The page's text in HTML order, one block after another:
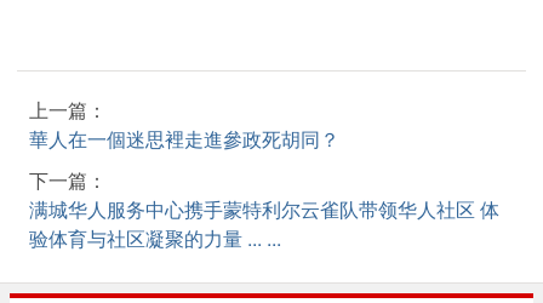
上一篇：
華人在一個迷思裡走進參政死胡同？
下一篇：
满城华人服务中心携手蒙特利尔云雀队带领华人社区 体
验体育与社区凝聚的力量 ... ...